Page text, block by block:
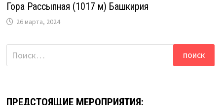
Гора Рассыпная (1017 м) Башкирия
26 марта, 2024
Найти:
ПРЕДСТОЯЩИЕ МЕРОПРИЯТИЯ: